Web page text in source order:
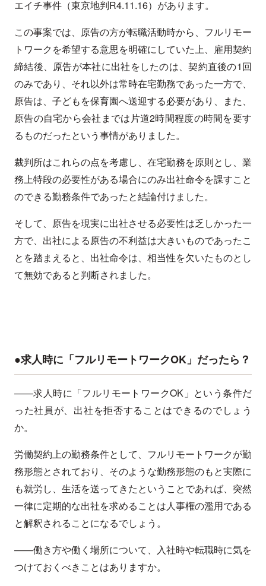
エイチ事件（東京地判R4.11.16）があります。
この事案では、原告の方が転職活動時から、フルリモー
トワークを希望する意思を明確にしていた上、雇用契約
締結後、原告が本社に出社をしたのは、契約直後の1回
のみであり、それ以外は常時在宅勤務であった一方で、
原告は、子どもを保育園へ送迎する必要があり、また、
原告の自宅から会社までは片道2時間程度の時間を要す
るものだったという事情がありました。
裁判所はこれらの点を考慮し、在宅勤務を原則とし、業
務上特段の必要性がある場合にのみ出社命令を課すこと
のできる勤務条件であったと結論付けました。
そして、原告を現実に出社させる必要性は乏しかった一
方で、出社による原告の不利益は大きいものであったこ
とを踏まえると、出社命令は、相当性を欠いたものとし
て無効であると判断されました。
●求人時に「フルリモートワークOK」だったら？
——求人時に「フルリモートワークOK」という条件だ
った社員が、出社を拒否することはできるのでしょう
か。
労働契約上の勤務条件として、フルリモートワークが勤
務形態とされており、そのような勤務形態のもと実際に
も就労し、生活を送ってきたということであれば、突然
一律に定期的な出社を求めることは人事権の濫用である
と解釈されることになるでしょう。
——働き方や働く場所について、入社時や転職時に気を
つけておくべきことはありますか。